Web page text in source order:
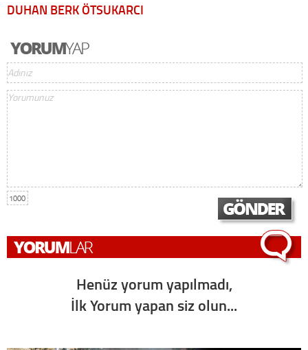
DUHAN BERK ÖTSUKARCI
1000
Henüz yorum yapılmadı,
İlk Yorum yapan siz olun...